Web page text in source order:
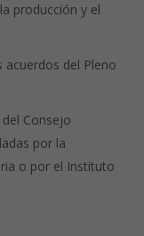
producción y el
acuerdos del Pleno
Consejo
por la
o por el Instituto